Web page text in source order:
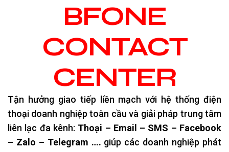
BFONE
CONTACT
CENTER​
Tận hưởng giao tiếp liền mạch với hệ thống điện
thoại doanh nghiệp toàn cầu và giải pháp trung tâm
liên lạc đa kênh: Thoại – Email – SMS – Facebook
– Zalo – Telegram …. giúp các doanh nghiệp phát